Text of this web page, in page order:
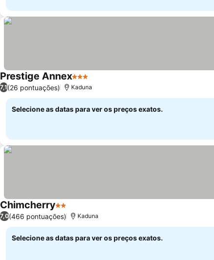
Prestige Annex3 Estrelas
7,1(26 pontuações) Kaduna
Selecione as datas para ver os preços exatos.
Chimcherry2 EstrelasVer preços
7,0(466 pontuações) Kaduna
Selecione as datas para ver os preços exatos.